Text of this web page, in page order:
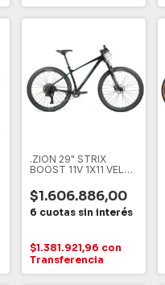
.ZION 29" STRIX
BOOST 11V 1X11 VEL
HIDRAULICO
$1.606.886,00
$1.381.921,96 con
Transferencia